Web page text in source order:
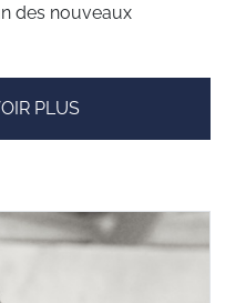
des nouveaux
PLUS